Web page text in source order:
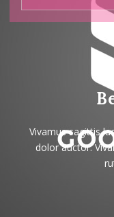
Vivamus sagittis
dolor auctor.